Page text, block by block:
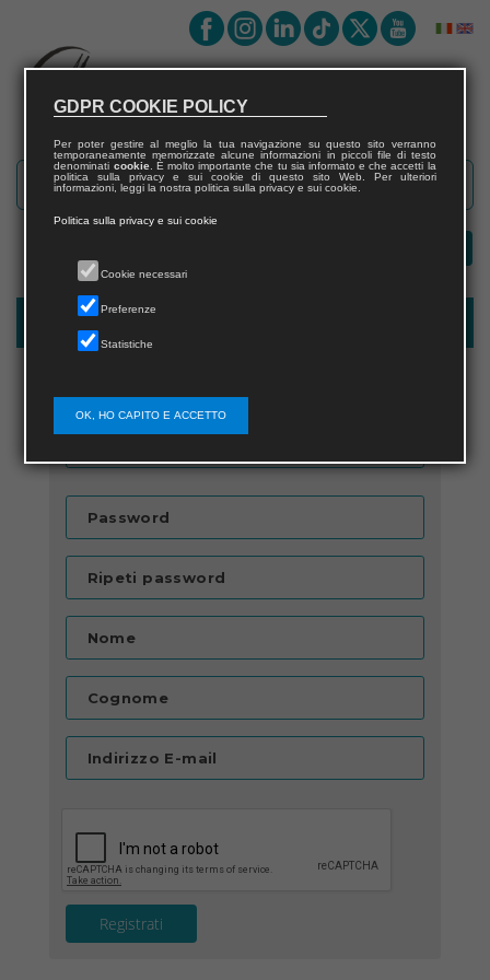
Registrazione nuovo utente per acquisti sul sito
Password
Ripeti password
Nome
Cognome
Indirizzo E-mail
Registrati
GDPR COOKIE POLICY
Per poter gestire al meglio la tua navigazione su questo sito verranno
temporaneamente memorizzate alcune informazioni in piccoli file di testo
denominati cookie. È molto importante che tu sia informato e che accetti la
politica sulla privacy e sui cookie di questo sito Web. Per ulteriori
informazioni, leggi la nostra politica sulla privacy e sui cookie.
Politica sulla privacy e sui cookie
Cookie necessari
Preferenze
Statistiche
OK, HO CAPITO E ACCETTO